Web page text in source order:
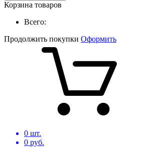
Корзина товаров
Всего:
Продолжить покупки Оформить
0 шт.
0 руб.